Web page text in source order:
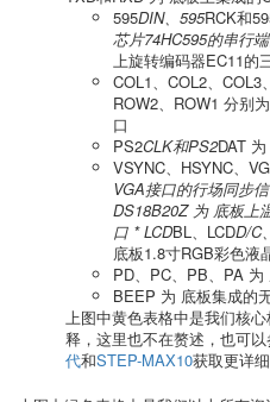
595DIN、595RCK和
芯片74HC595的串行
上旋转编码器EC11的
COL1、COL2、COL3
ROW2、ROW1 分别
口
PS2CLK和PS2DAT
VSYNC、HSYNC、
VGA接口的行场同步
DS18B20Z 为 底板上
口 * LCDBL、LCDD/C
底板1.8寸RGB彩色液
PD、PC、PB、PA
BEEP 为 底板集成的
上图中黄色表格中是我们核
释，这里也不在赘述，也可
代和STEP-MAX10获取更详细